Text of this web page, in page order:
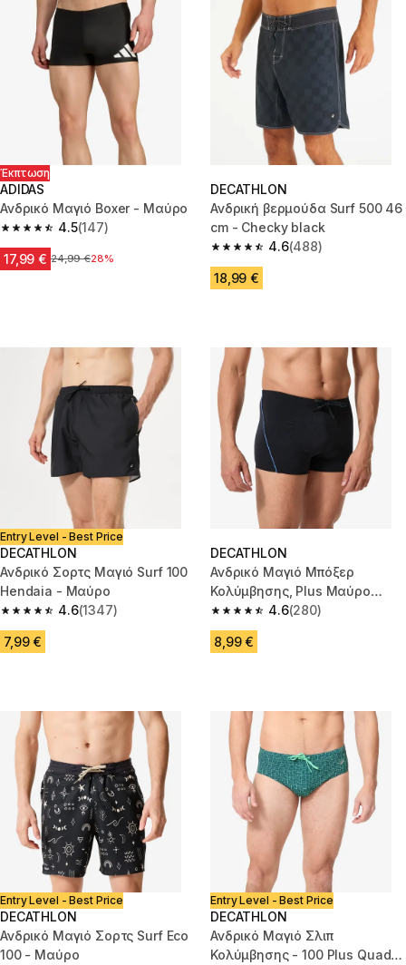
Έκπτωση
ADIDAS
Ανδρικό Μαγιό Boxer - Μαύρο
4.5
4.5 out of 5 stars from 147 reviews
(147)
17,99 € Αρχική τιμή
24,99 €28%
DECATHLON
Ανδρική βερμούδα Surf 500 46
cm - Checky black
4.6
4.6 out of 5 stars from 488
(488)
18,99 €
Entry Level - Best Price
DECATHLON
Ανδρικό Σορτς Μαγιό Surf 100
Hendaia - Μαύρο
4.6
4.6 out of 5 stars from 1347 reviews
(1347)
7,99 €
DECATHLON
Ανδρικό Μαγιό Μπόξερ
Κολύμβησης, Plus Μαύρο
Μπλε
4.6
4.6 out of 5 stars from 280
(280)
8,99 €
Entry Level - Best Price
DECATHLON
Ανδρικό Μαγιό Σορτς Surf Eco
100 - Μαύρο
Entry Level - Best Price
DECATHLON
Ανδρικό Μαγιό Σλιπ
Κολύμβησης - 100 Plus Quad